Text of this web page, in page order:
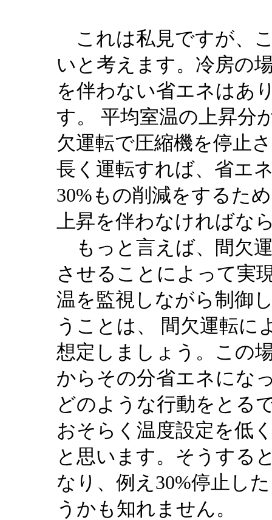
これは私見ですが、
いと考えます。冷房の
を伴わない省エネはあ
す。 平均室温の上昇分
欠運転で圧縮機を停止
長く運転すれば、省エ
30%もの削減をするた
上昇を伴わなければな
もっと言えば、間欠
させることによって実
温を監視しながら制御
うことは、 間欠運転に
想定しましょう。この
からその分省エネにな
どのような行動をとる
おそらく温度設定を低
と思います。そうする
なり、例え30%停止し
うかも知れません。